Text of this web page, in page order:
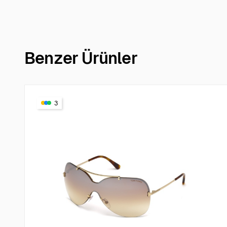
Benzer Ürünler
3